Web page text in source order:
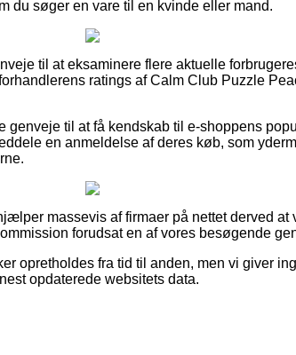
du søger en vare til en kvinde eller mand.
til at eksaminere flere aktuelle
ratings af Calm Club Puzzle
genveje til at få kendskab til e-shoppens
en anmeldelse af deres køb, som
massevis af firmaer på nettet derved
forudsat en af vores besøgende
opretholdes fra tid til anden, men vi giver
opdaterede websitets data.